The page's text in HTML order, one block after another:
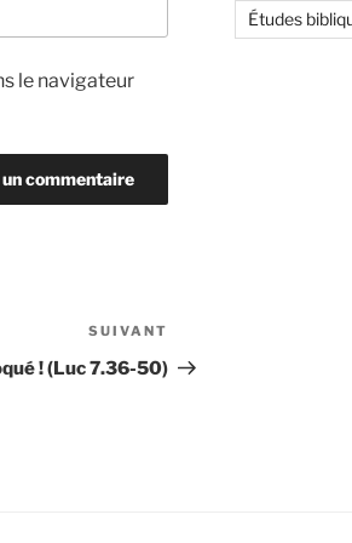
le navigateur
suivant
SUIVANT
! (Luc 7.36-50)
Études